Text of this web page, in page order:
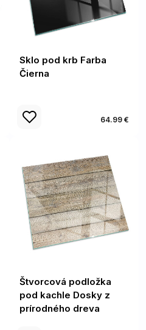
Sklo pod krb Farba
Čierna
64.99 €
Štvorcová podložka
pod kachle Dosky z
prírodného dreva